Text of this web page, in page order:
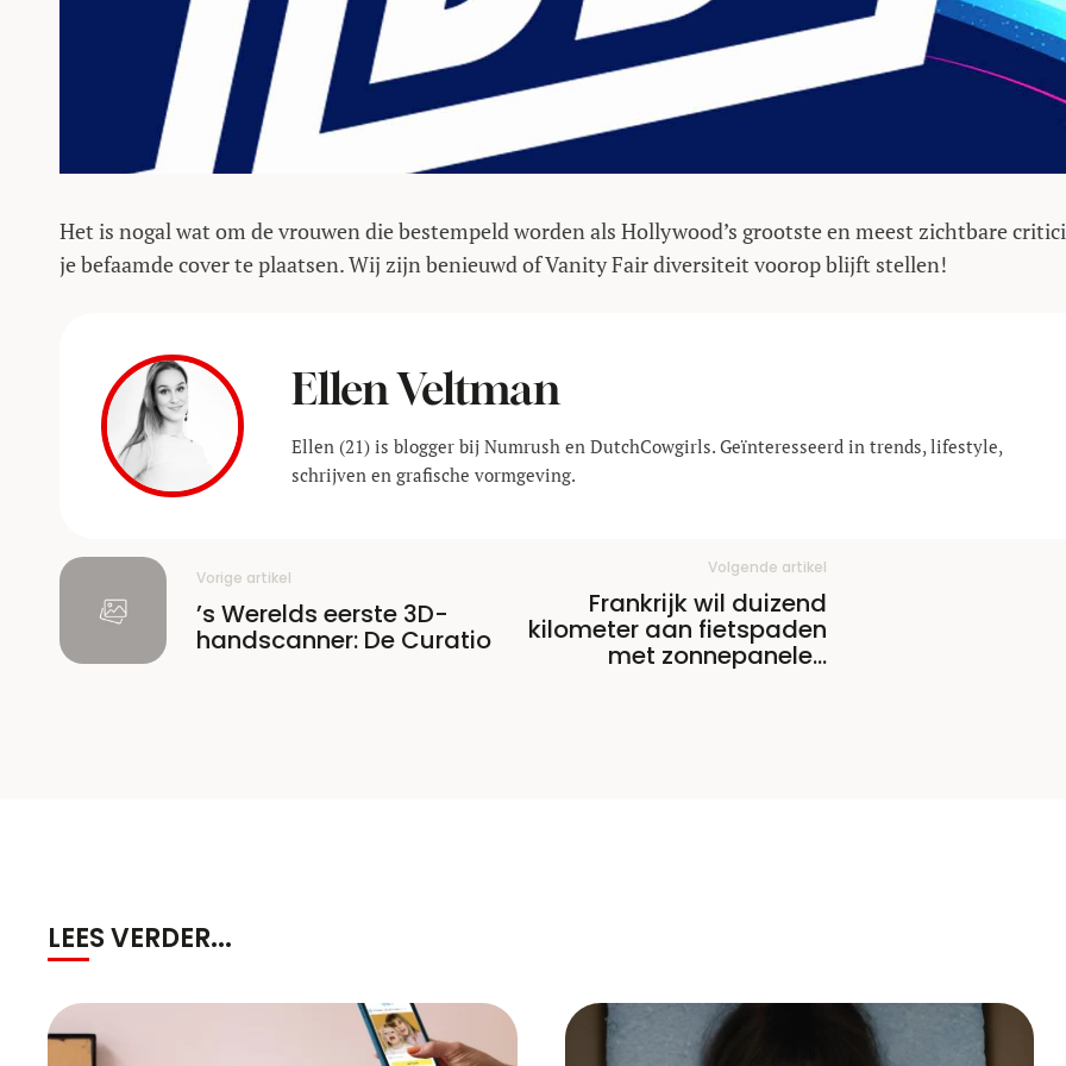
Het is nogal wat om de vrouwen die bestempeld worden als Hollywood’s grootste en meest zichtbare
je befaamde cover te plaatsen. Wij zijn benieuwd of Vanity Fair diversiteit voorop blijft stellen!
Ellen Veltman
Ellen (21) is blogger bij Numrush en DutchCowgirls. Geïnteresseerd in trends, lifestyle,
schrijven en grafische vormgeving.
Vorige artikel
’s Werelds eerste 3D-
handscanner: De Curatio
Volgende artikel
Frankrijk wil duizend
kilometer aan fietspaden
met zonnepanelen
LEES VERDER...